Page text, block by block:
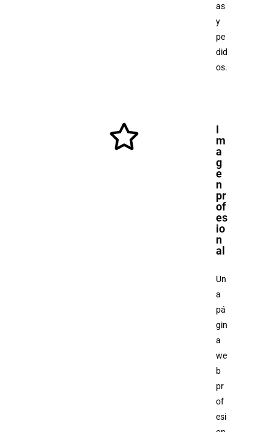
as
y
pe
did
os.
I
m
a
g
e
n
pr
of
es
io
n
al
Un
a
pá
gin
a
we
b
pr
of
esi